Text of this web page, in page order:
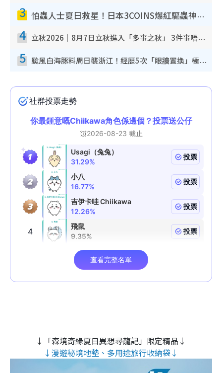
3 怕蟲人士夏日救星！日本3COINS爆紅驅蟲神器$45起 1招「全程免觸碰」輕鬆搞定小強
4 立秋2026｜8月7日立秋進入「多事之秋」 3件事唔做得！專家教6招開運 清枱頭／銀包納氣接好運
5 颱風白海豚料周日襲浙江！經歷5次「眼牆置換」極罕見 成登陸內地最長途颱風
↓「森境奇緣夏日異想尋龍記」限定精品↓
↓漫遊秘境地墊、多用途旅行收納袋↓